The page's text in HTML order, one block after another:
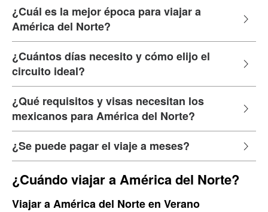
¿Cuál es la mejor época para viajar a
América del Norte?
¿Cuántos días necesito y cómo elijo el
circuito ideal?
¿Qué requisitos y visas necesitan los
mexicanos para América del Norte?
¿Se puede pagar el viaje a meses?
¿Cuándo viajar a América del Norte?
Viajar a América del Norte en Verano